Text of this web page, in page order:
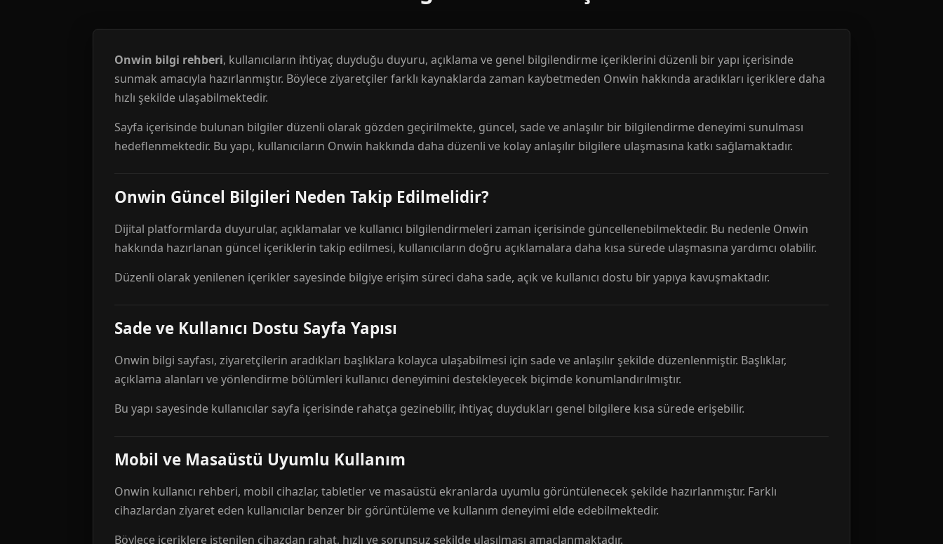
Onwin bilgi rehberi, kullanıcıların ihtiyaç duyduğu duyuru, açıklama ve genel bilgilendirme içeriklerini düzenli bir yapı içerisinde
sunmak amacıyla hazırlanmıştır. Böylece ziyaretçiler farklı kaynaklarda zaman kaybetmeden Onwin hakkında aradıkları içeriklere daha
hızlı şekilde ulaşabilmektedir.
Sayfa içerisinde bulunan bilgiler düzenli olarak gözden geçirilmekte, güncel, sade ve anlaşılır bir bilgilendirme deneyimi sunulması
hedeflenmektedir. Bu yapı, kullanıcıların Onwin hakkında daha düzenli ve kolay anlaşılır bilgilere ulaşmasına katkı sağlamaktadır.
Onwin Güncel Bilgileri Neden Takip Edilmelidir?
Dijital platformlarda duyurular, açıklamalar ve kullanıcı bilgilendirmeleri zaman içerisinde güncellenebilmektedir. Bu nedenle Onwin
hakkında hazırlanan güncel içeriklerin takip edilmesi, kullanıcıların doğru açıklamalara daha kısa sürede ulaşmasına yardımcı olabilir.
Düzenli olarak yenilenen içerikler sayesinde bilgiye erişim süreci daha sade, açık ve kullanıcı dostu bir yapıya kavuşmaktadır.
Sade ve Kullanıcı Dostu Sayfa Yapısı
Onwin bilgi sayfası, ziyaretçilerin aradıkları başlıklara kolayca ulaşabilmesi için sade ve anlaşılır şekilde düzenlenmiştir. Başlıklar,
açıklama alanları ve yönlendirme bölümleri kullanıcı deneyimini destekleyecek biçimde konumlandırılmıştır.
Bu yapı sayesinde kullanıcılar sayfa içerisinde rahatça gezinebilir, ihtiyaç duydukları genel bilgilere kısa sürede erişebilir.
Mobil ve Masaüstü Uyumlu Kullanım
Onwin kullanıcı rehberi, mobil cihazlar, tabletler ve masaüstü ekranlarda uyumlu görüntülenecek şekilde hazırlanmıştır. Farklı
cihazlardan ziyaret eden kullanıcılar benzer bir görüntüleme ve kullanım deneyimi elde edebilmektedir.
Böylece içeriklere istenilen cihazdan rahat, hızlı ve sorunsuz şekilde ulaşılması amaçlanmaktadır.